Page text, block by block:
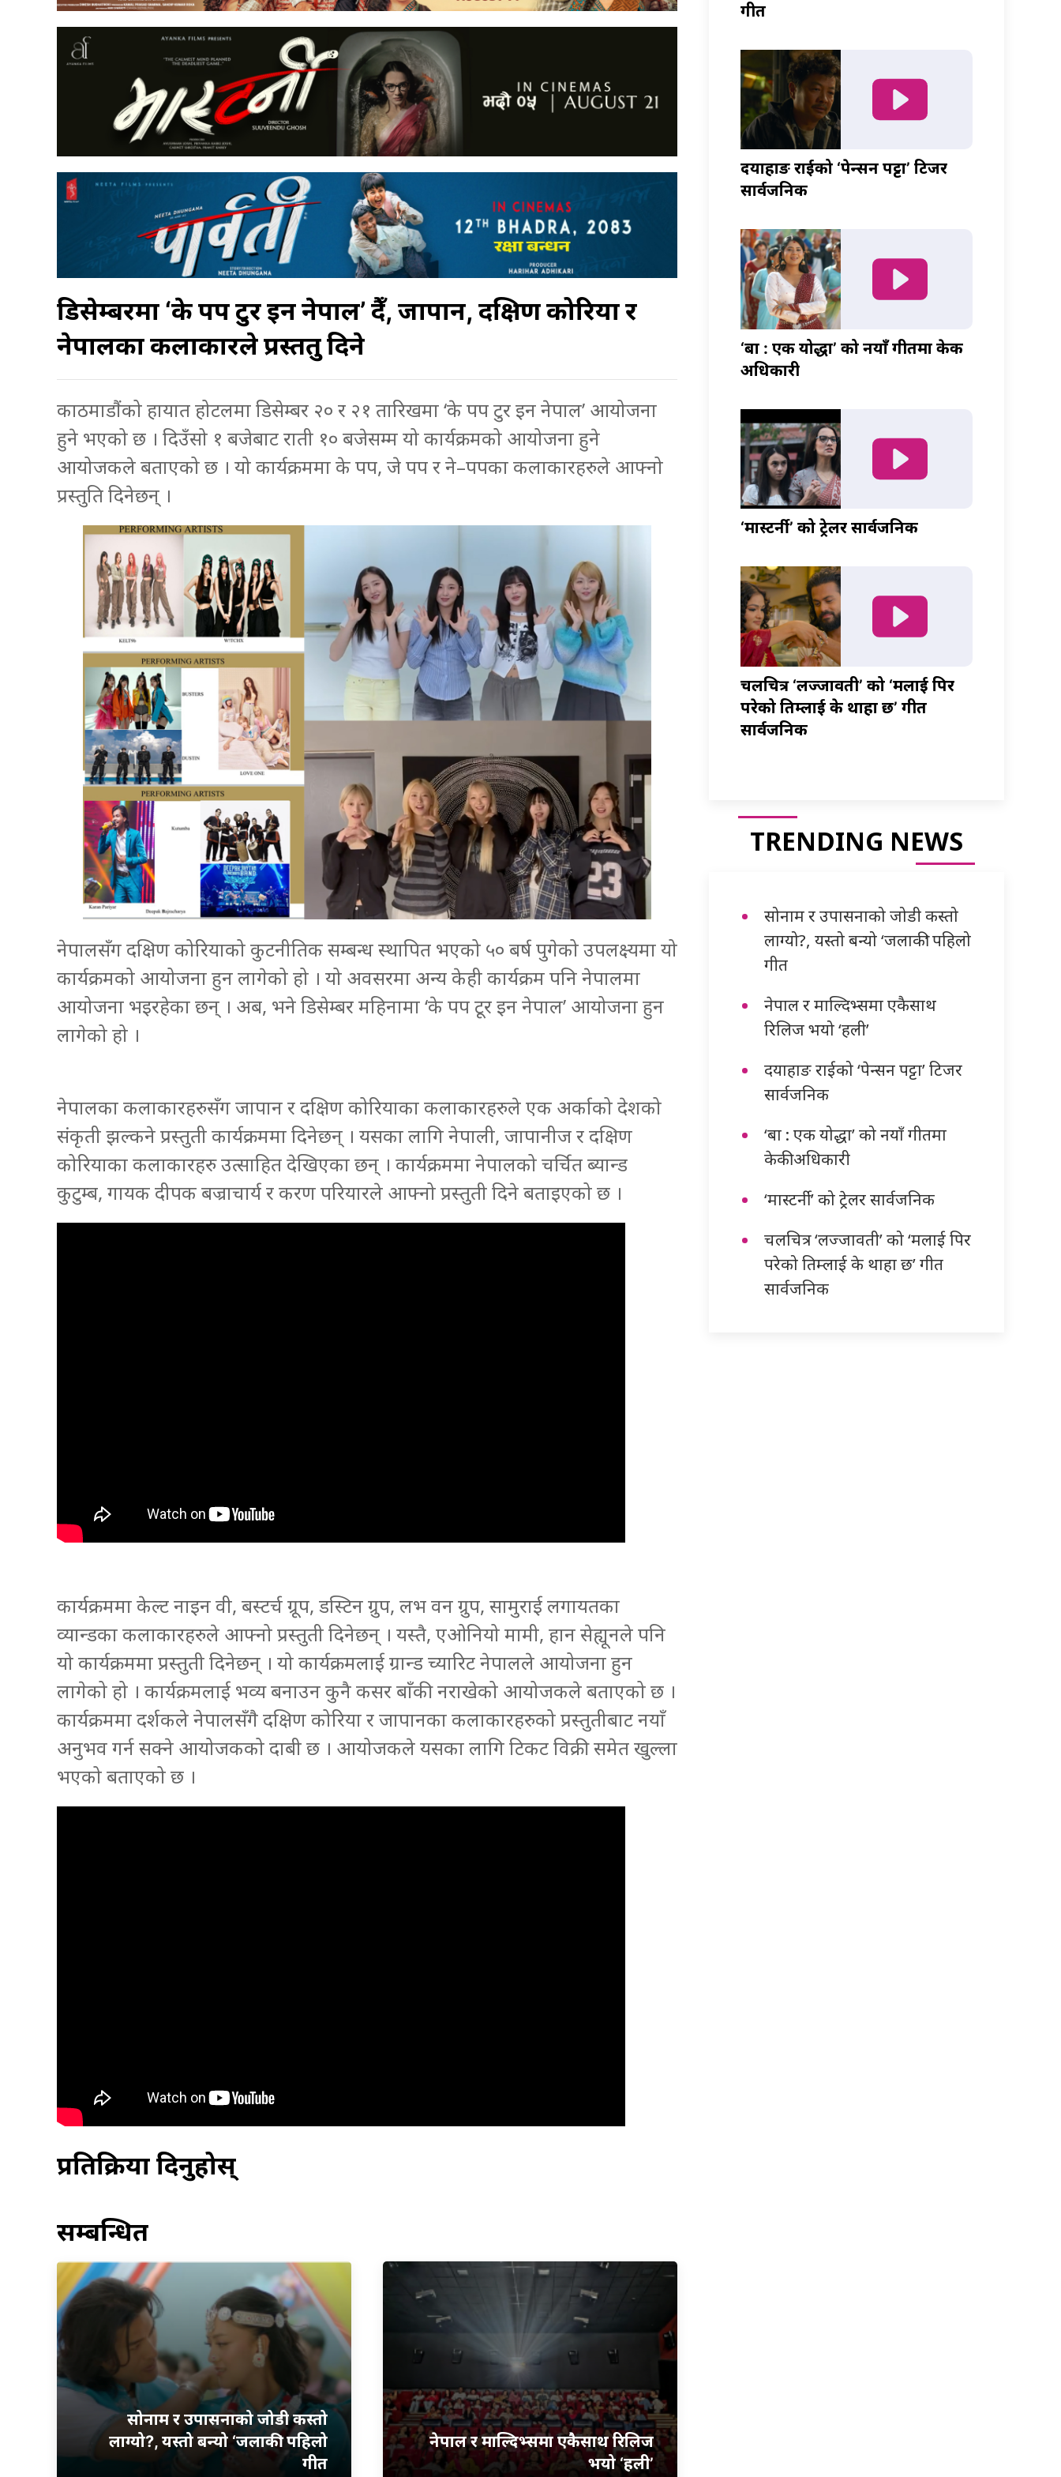
डिसेम्बरमा ‘के पप टुर इन नेपाल’ हुँदै, जापान, दक्षिण कोरिया र
नेपालका कलाकारले प्रस्ततु दिने
काठमाडौंको हायात होटलमा डिसेम्बर २० र २१ तारिखमा ‘के पप टुर इन नेपाल’ आयोजना
हुने भएको छ । दिउँसो १ बजेबाट राती १० बजेसम्म यो कार्यक्रमको आयोजना हुने
आयोजकले बताएको छ । यो कार्यक्रममा के पप, जे पप र ने–पपका कलाकारहरुले आफ्नो
प्रस्तुति दिनेछन् ।
नेपालसँग दक्षिण कोरियाको कुटनीतिक सम्बन्ध स्थापित भएको ५० बर्ष पुगेको उपलक्ष्यमा यो
कार्यक्रमको आयोजना हुन लागेको हो । यो अवसरमा अन्य केही कार्यक्रम पनि नेपालमा
आयोजना भइरहेका छन् । अब, भने डिसेम्बर महिनामा ‘के पप टूर इन नेपाल’ आयोजना हुन
लागेको हो ।
नेपालका कलाकारहरुसँग जापान र दक्षिण कोरियाका कलाकारहरुले एक अर्काको देशको
संकृती झल्कने प्रस्तुती कार्यक्रममा दिनेछन् । यसका लागि नेपाली, जापानीज र दक्षिण
कोरियाका कलाकारहरु उत्साहित देखिएका छन् । कार्यक्रममा नेपालको चर्चित ब्यान्ड
कुटुम्ब, गायक दीपक बज्राचार्य र करण परियारले आफ्नो प्रस्तुती दिने बताइएको छ ।
कार्यक्रममा केल्ट नाइन वी, बस्टर्च ग्रूप, डस्टिन ग्रुप, लभ वन ग्रुप, सामुराई लगायतका
व्यान्डका कलाकारहरुले आफ्नो प्रस्तुती दिनेछन् । यस्तै, एओनियो मामी, हान सेह्यूनले पनि
यो कार्यक्रममा प्रस्तुती दिनेछन् । यो कार्यक्रमलाई ग्रान्ड च्यारिट नेपालले आयोजना हुन
लागेको हो । कार्यक्रमलाई भव्य बनाउन कुनै कसर बाँकी नराखेको आयोजकले बताएको छ ।
कार्यक्रममा दर्शकले नेपालसँगै दक्षिण कोरिया र जापानका कलाकारहरुको प्रस्तुतीबाट नयाँ
अनुभव गर्न सक्ने आयोजकको दाबी छ । आयोजकले यसका लागि टिकट विक्री समेत खुल्ला
भएको बताएको छ ।
प्रतिक्रिया दिनुहोस्
सम्बन्धित
सोनाम र उपासनाको जोडी कस्तो
लाग्यो?, यस्तो बन्यो ‘जलाकी’ पहिलो
गीत
नेपाल र माल्दिभ्समा एकैसाथ रिलिज
भयो ‘हली’
गीत
दयाहाङ राईको ‘पेन्सन पट्टा’ टिजर
सार्वजनिक
‘बा : एक योद्धा’ को नयाँ गीतमा केकी
अधिकारी
‘मास्टर्नी’ को ट्रेलर सार्वजनिक
चलचित्र ‘लज्जावती’ को ‘मलाई पिर
परेको तिम्लाई के थाहा छ’ गीत
सार्वजनिक
TRENDING NEWS
सोनाम र उपासनाको जोडी कस्तो
लाग्यो?, यस्तो बन्यो ‘जलाकी’ पहिलो
गीत
नेपाल र माल्दिभ्समा एकैसाथ
रिलिज भयो ‘हली’
दयाहाङ राईको ‘पेन्सन पट्टा’ टिजर
सार्वजनिक
‘बा : एक योद्धा’ को नयाँ गीतमा
केकी अधिकारी
‘मास्टर्नी’ को ट्रेलर सार्वजनिक
चलचित्र ‘लज्जावती’ को ‘मलाई पिर
परेको तिम्लाई के थाहा छ’ गीत
सार्वजनिक